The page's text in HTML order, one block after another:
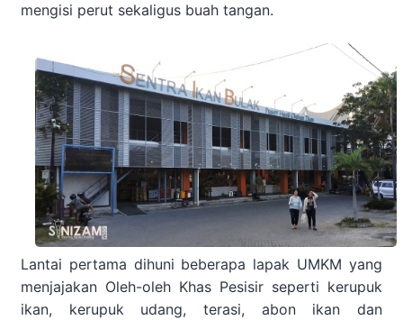
mengisi perut sekaligus buah tangan.
Lantai pertama dihuni beberapa lapak UMKM yang
menjajakan Oleh-oleh Khas Pesisir seperti kerupuk
ikan, kerupuk udang, terasi, abon ikan dan